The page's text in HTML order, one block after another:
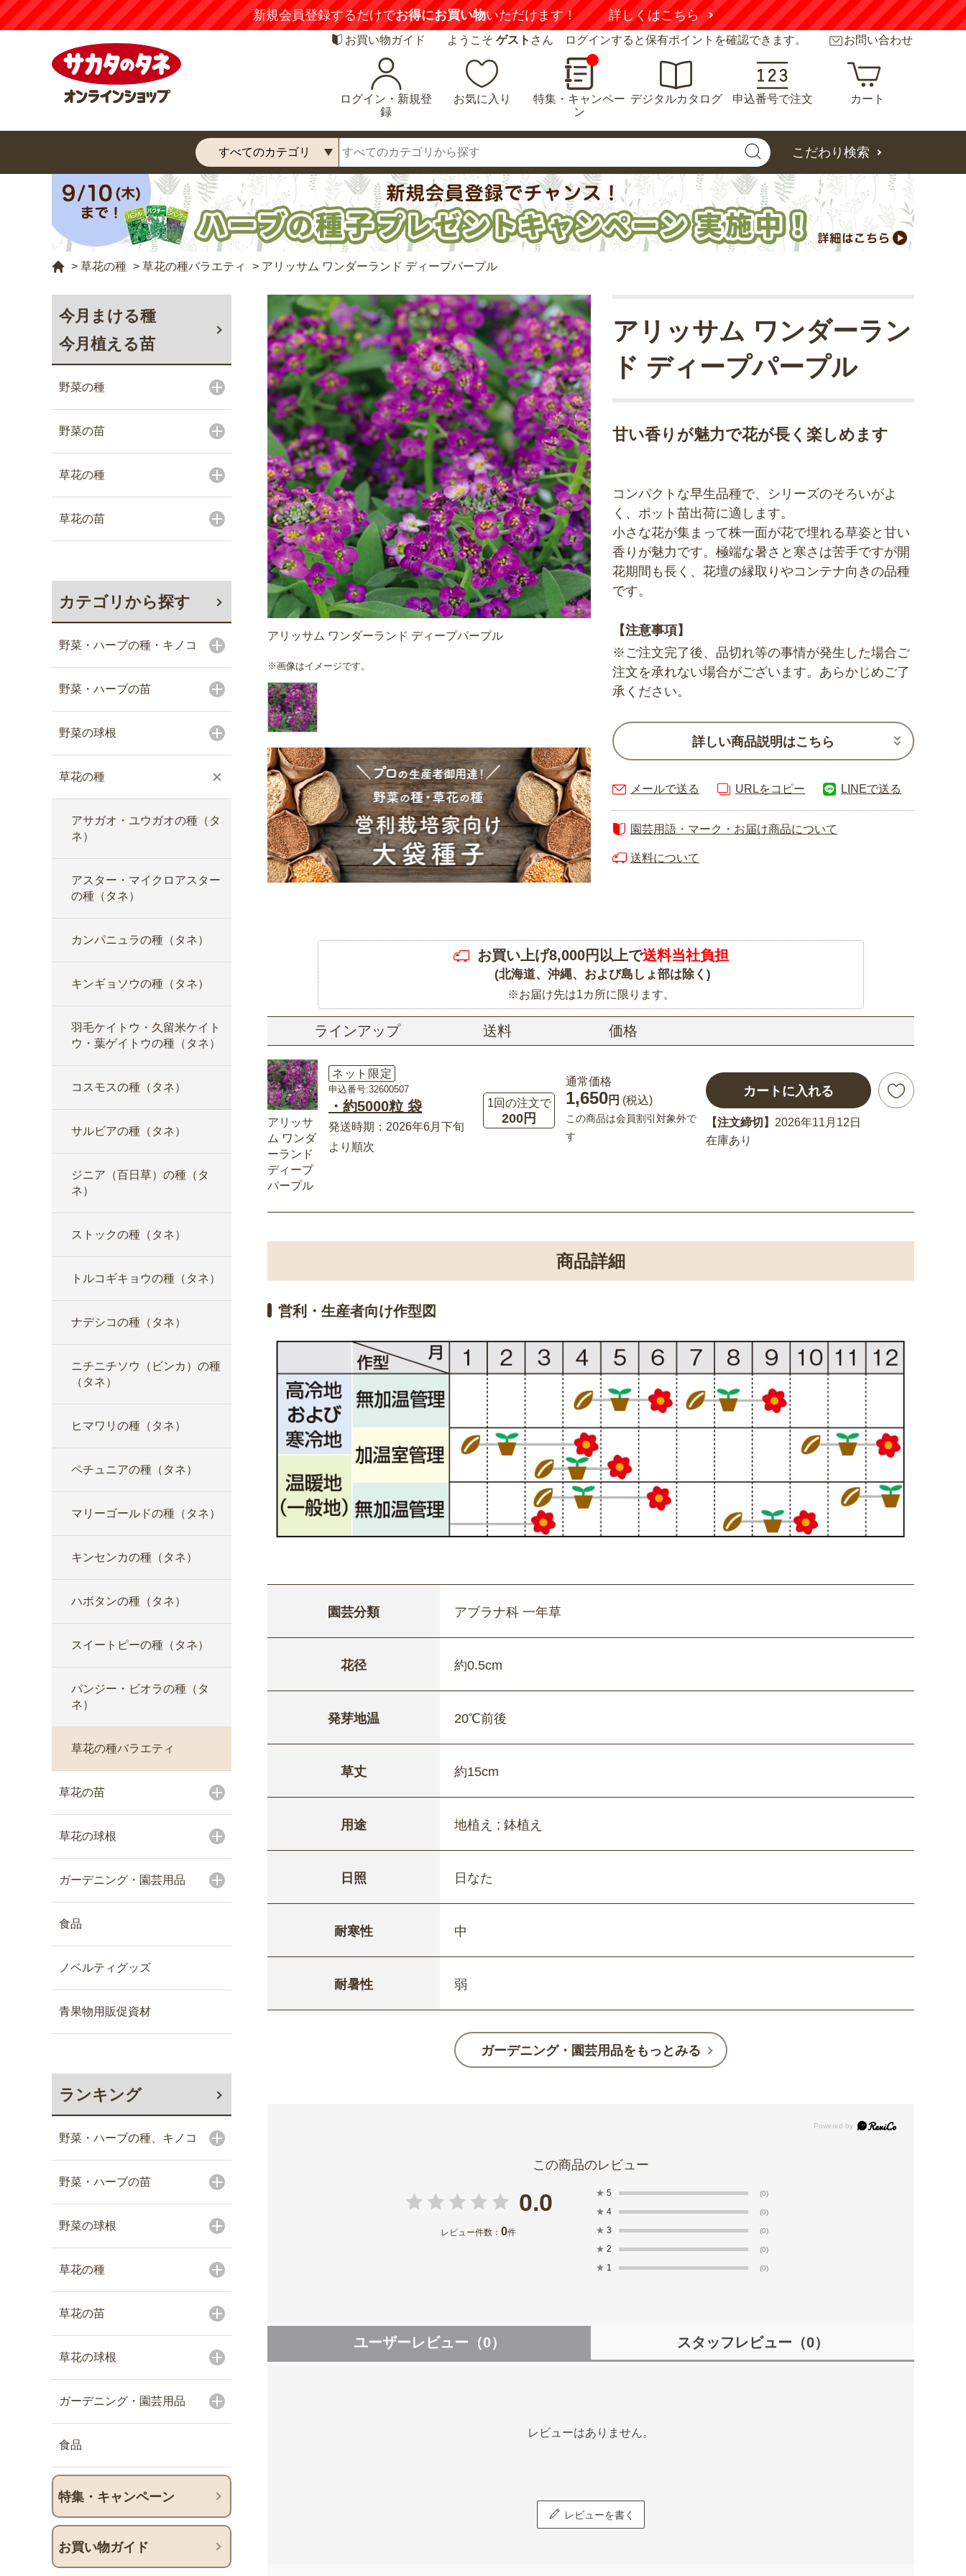
新規会員登録するだけでお得にお買い物いただけます！ 詳しくはこちら
お買い物ガイド ようこそ ゲスト さん ログインすると保有ポイントを確認できます。 お問い合わせ
ログイン・新規登
録
お気に入り
特集・キャンペー
ン
デジタルカタログ 申込番号で注文 カート
こだわり検索
> 草花の種 > 草花の種バラエティ > アリッサム ワンダーランド ディープパープル
今月まける種
今月植える苗
野菜の種
野菜の苗
草花の種
草花の苗
カテゴリから探す
野菜・ハーブの種・キノコ
野菜・ハーブの苗
野菜の球根
草花の種
アサガオ・ユウガオの種（タ
ネ）
アスター・マイクロアスター
の種（タネ）
カンパニュラの種（タネ）
キンギョソウの種（タネ）
羽毛ケイトウ・久留米ケイト
ウ・葉ゲイトウの種（タネ）
コスモスの種（タネ）
サルビアの種（タネ）
ジニア（百日草）の種（タ
ネ）
ストックの種（タネ）
トルコギキョウの種（タネ）
ナデシコの種（タネ）
ニチニチソウ（ビンカ）の種
（タネ）
ヒマワリの種（タネ）
ペチュニアの種（タネ）
マリーゴールドの種（タネ）
キンセンカの種（タネ）
ハボタンの種（タネ）
スイートピーの種（タネ）
パンジー・ビオラの種（タ
ネ）
草花の種バラエティ
草花の苗
草花の球根
ガーデニング・園芸用品
食品
ノベルティグッズ
青果物用販促資材
ランキング
野菜・ハーブの種、キノコ
野菜・ハーブの苗
野菜の球根
草花の種
草花の苗
草花の球根
ガーデニング・園芸用品
食品
特集・キャンペーン
お買い物ガイド
アリッサム ワンダーランド ディープパープル
※画像はイメージです。
甘い香りが魅力で花が長く楽しめます
アリッサム ワンダーラン
ド ディープパープル
コンパクトな早生品種で、シリーズのそろいがよ
く、ポット苗出荷に適します。
小さな花が集まって株一面が花で埋れる草姿と甘い
香りが魅力です。極端な暑さと寒さは苦手ですが開
花期間も長く、花壇の縁取りやコンテナ向きの品種
です。
【注意事項】
※ご注文完了後、品切れ等の事情が発生した場合ご
注文を承れない場合がございます。あらかじめご了
承ください。
詳しい商品説明はこちら
メールで送る URLをコピー LINEで送る
園芸用語・マーク・お届け商品について
送料について
お買い上げ8,000円以上で送料当社負担
(北海道、沖縄、および島しょ部は除く)
※お届け先は1カ所に限ります。
ラインアップ 送料 価格
アリッサ
ム ワンダ
ーランド
ディープ
パープル
ネット限定
申込番号:32600507
・約5000粒 袋
発送時期：2026年6月下旬
より順次
1回の注文で
200円
通常価格
1,650円 (税込)
この商品は会員割引対象外で
す
カートに入れる
【注文締切】 2026年11月12日
在庫あり
商品詳細
営利・生産者向け作型図
園芸分類 アブラナ科 一年草
花径 約0.5cm
発芽地温 20℃前後
草丈 約15cm
用途 地植え ; 鉢植え
日照 日なた
耐寒性 中
耐暑性 弱
ガーデニング・園芸用品をもっとみる
0.0
レビュー件数： 0件
★ 5 (0)
★ 4 (0)
★ 3 (0)
★ 2 (0)
★ 1 (0)
ユーザーレビュー （0） スタッフレビュー （0）
レビューはありません。
レビューを書く